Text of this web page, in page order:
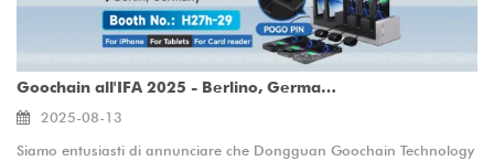
Goochain all'IFA 2025 - Berlino, Germania
2025-08-13
Siamo entusiasti di annunciare che Dongguan Goochain Technology